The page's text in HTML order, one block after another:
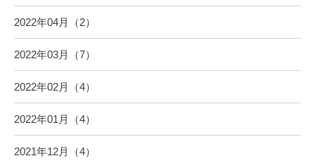
2022年04月（2）
2022年03月（7）
2022年02月（4）
2022年01月（4）
2021年12月（4）